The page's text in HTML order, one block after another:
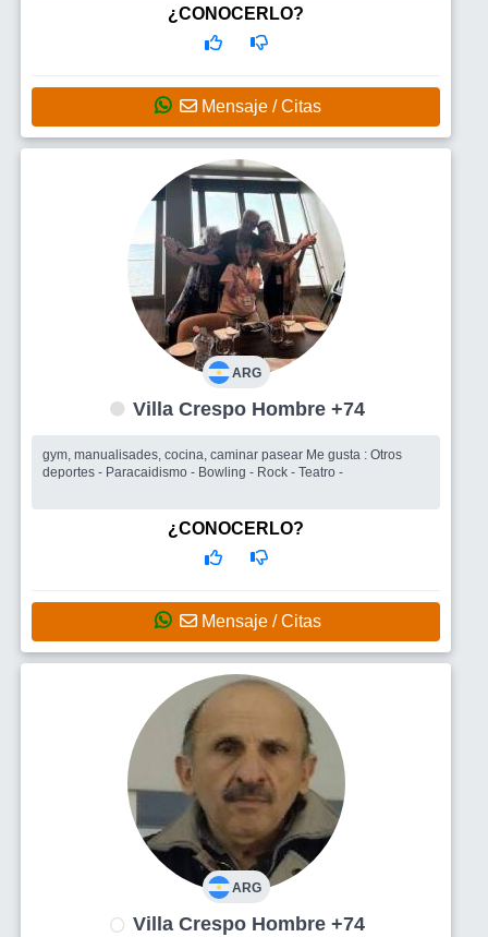
Amigos/as para compartir actividades.
¿CONOCERLO?
Mensaje / Citas
ARG
Villa Crespo Hombre +74
gym, manualisades, cocina, caminar pasear Me gusta : Otros
deportes - Paracaidismo - Bowling - Rock - Teatro -
¿CONOCERLO?
Mensaje / Citas
ARG
Villa Crespo Hombre +74